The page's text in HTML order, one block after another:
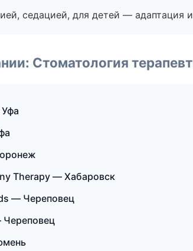
седацией, для детей — адаптация и
Стоматология
Therapy — Хабаровск
— Череповец